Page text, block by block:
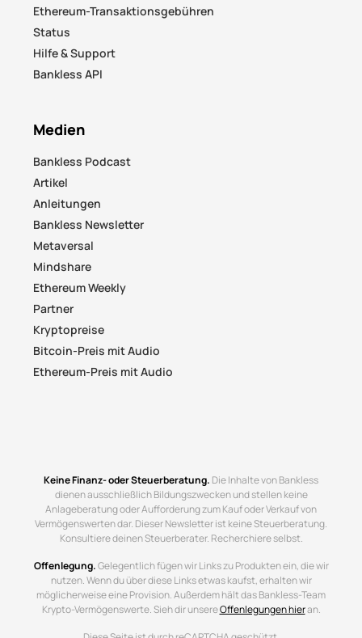
Ethereum-Transaktionsgebühren
Status
Hilfe & Support
Bankless API
Medien
Bankless Podcast
Artikel
Anleitungen
Bankless Newsletter
Metaversal
Mindshare
Ethereum Weekly
Partner
Kryptopreise
Bitcoin-Preis mit Audio
Ethereum-Preis mit Audio
Keine Finanz- oder Steuerberatung. Die Inhalte von Bankless
dienen ausschließlich Bildungszwecken und stellen keine
Anlageberatung oder Aufforderung zum Kauf oder Verkauf von
Vermögenswerten dar. Dieser Newsletter ist keine Steuerberatung.
Konsultiere deinen Steuerberater. Recherchiere selbst.
Offenlegung.Gelegentlich fügen wir Links zu Produkten ein, die wir
nutzen. Wenn du über diese Links etwas kaufst, erhalten wir
möglicherweise eine Provision. Außerdem hält das Bankless-Team
Krypto-Vermögenswerte. Sieh dir unsereOffenlegungen hieran.